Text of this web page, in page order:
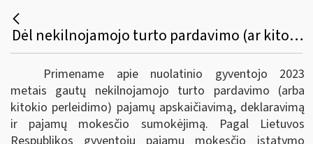
Dėl nekilnojamojo turto pardavimo (ar kitokio perleidimo) pajamų, gautų 2023 metais, apskaičiavimo, deklaravimo ir pajamų mokesčio sumokėjimo
Primename apie nuolatinio gyventojo 2023
metais gautų nekilnojamojo turto pardavimo (arba
kitokio perleidimo) pajamų apskaičiavimą, deklaravimą
ir pajamų mokesčio sumokėjimą. Pagal Lietuvos
Respublikos gyventojų pajamų mokesčio įstatymo